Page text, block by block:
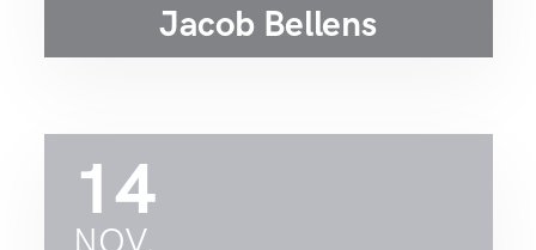
Jacob Bellens
14
NOV.